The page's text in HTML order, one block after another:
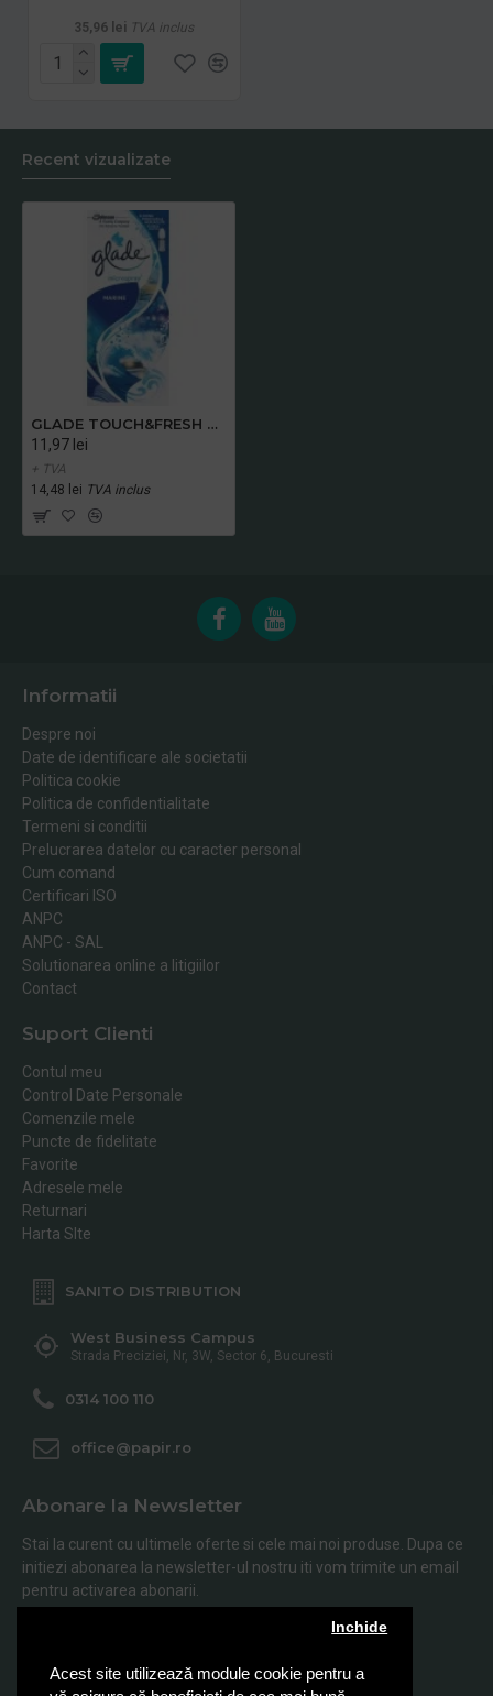
Acest site utilizează module cookie pentru a
Inchide
35,96 lei TVA inclus
Recent vizualizate
GLADE TOUCH&FRESH REZERVA MARINE 10 ML
11,97 lei
+ TVA
14,48 lei TVA inclus
Informatii
Despre noi
Date de identificare ale societatii
Politica cookie
Politica de confidentialitate
Termeni si conditii
Prelucrarea datelor cu caracter personal
Cum comand
Certificari ISO
ANPC
ANPC - SAL
Solutionarea online a litigiilor
Contact
Suport Clienti
Contul meu
Control Date Personale
Comenzile mele
Puncte de fidelitate
Favorite
Adresele mele
Returnari
Harta SIte
SANITO DISTRIBUTION
West Business Campus
Strada Preciziei, Nr, 3W, Sector 6, Bucuresti
0314 100 110
office@papir.ro
Abonare la Newsletter
Stai la curent cu ultimele oferte si cele mai noi produse. Dupa ce
initiezi abonarea la newsletter-ul nostru iti vom trimite un email
pentru activarea abonarii.
Abonare
Am citit şi sunt de acord cu Politica de Confidentialitate